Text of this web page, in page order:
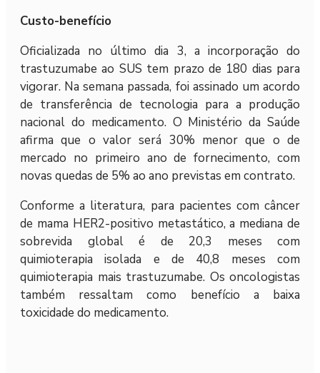
Custo-benefício
Oficializada no último dia 3, a incorporação do
trastuzumabe ao SUS tem prazo de 180 dias para
vigorar. Na semana passada, foi assinado um acordo
de transferência de tecnologia para a produção
nacional do medicamento. O Ministério da Saúde
afirma que o valor será 30% menor que o de
mercado no primeiro ano de fornecimento, com
novas quedas de 5% ao ano previstas em contrato.
Conforme a literatura, para pacientes com câncer
de mama HER2-positivo metastático, a mediana de
sobrevida global é de 20,3 meses com
quimioterapia isolada e de 40,8 meses com
quimioterapia mais trastuzumabe. Os oncologistas
também ressaltam como benefício a baixa
toxicidade do medicamento.